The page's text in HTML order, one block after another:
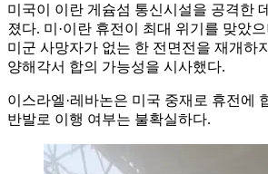
미국이 이란 게슘섬 통신시설을 공격한
졌다. 미·이란 휴전이 최대 위기를 맞았
미군 사망자가 없는 한 전면전을 재개하
양해각서 합의 가능성을 시사했다.
이스라엘·레바논은 미국 중재로 휴전에
반발로 이행 여부는 불확실하다.